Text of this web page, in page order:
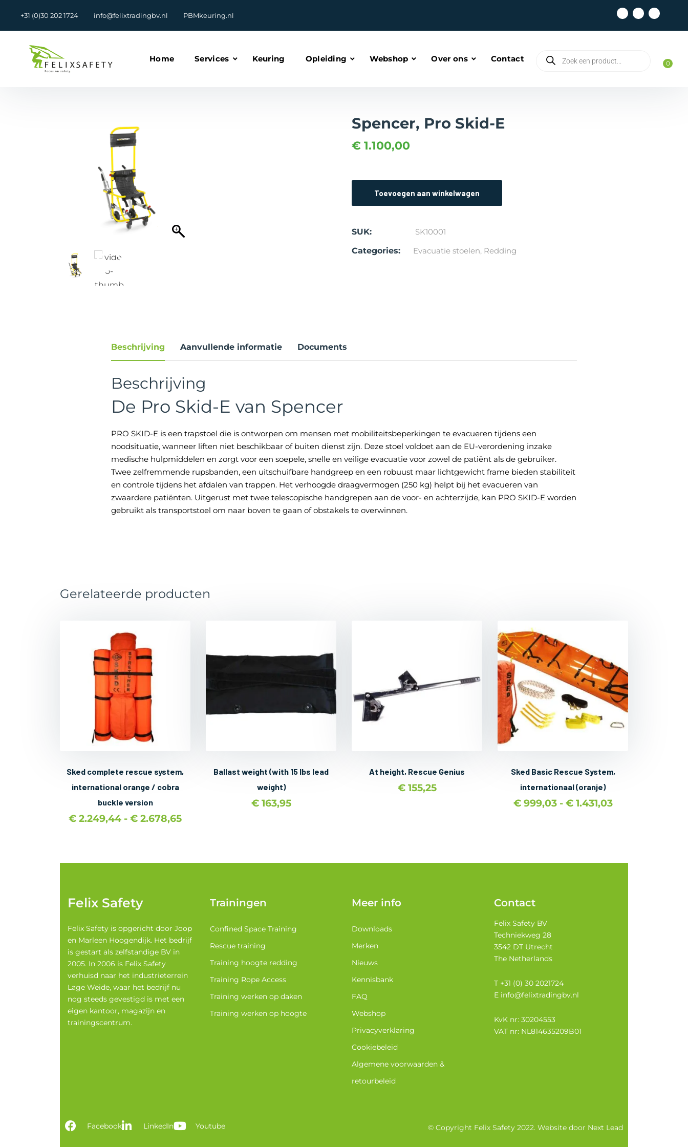
+31 (0)30 202 1724 info@felixtradingbv.nl PBMkeuring.nl
Home Services Keuring Opleiding Webshop Over ons Contact 0
Spencer, Pro Skid-E
€ 1.100,00
Toevoegen aan winkelwagen
SUK:
SK10001
Categories:
Evacuatie stoelen, Redding
Beschrijving Aanvullende informatie Documents
Beschrijving
De Pro Skid-E van Spencer
PRO SKID-E is een trapstoel die is ontworpen om mensen met mobiliteitsbeperkingen te evacueren tijdens een
noodsituatie, wanneer liften niet beschikbaar of buiten dienst zijn. Deze stoel voldoet aan de EU-verordening inzake
medische hulpmiddelen en zorgt voor een soepele, snelle en veilige evacuatie voor zowel de patiënt als de gebruiker.
Twee zelfremmende rupsbanden, een uitschuifbare handgreep en een robuust maar lichtgewicht frame bieden stabiliteit
en controle tijdens het afdalen van trappen. Het verhoogde draagvermogen (250 kg) helpt bij het evacueren van
zwaardere patiënten. Uitgerust met twee telescopische handgrepen aan de voor- en achterzijde, kan PRO SKID-E worden
gebruikt als transportstoel om naar boven te gaan of obstakels te overwinnen.
Gerelateerde producten
Sked complete rescue system,
international orange / cobra
buckle version
€ 2.249,44 - € 2.678,65
Ballast weight (with 15 lbs lead
weight)
€163,95
At height, Rescue Genius
€155,25
Bekijk onze Rent &
Work opties
Sked Basic Rescue System,
internationaal (oranje)
€999,03 - €1.431,03
Felix Safety
Felix Safety is opgericht door Joop
en Marleen Hoogendijk. Het bedrijf
is gestart als zelfstandige BV in
2005. In 2006 is Felix Safety
verhuisd naar het industrieterrein
Lage Weide, waar het bedrijf nu
nog steeds gevestigd is met een
eigen kantoor, magazijn en
trainingscentrum.
Trainingen
Confined Space Training
Rescue training
Training hoogte redding
Training Rope Access
Training werken op daken
Training werken op hoogte
Meer info
Downloads
Merken
Nieuws
Kennisbank
FAQ
Webshop
Privacyverklaring
Cookiebeleid
Algemene voorwaarden &
retourbeleid
Contact
Felix Safety BV
Techniekweg 28
3542 DT Utrecht
The Netherlands
T +31 (0) 30 2021724
E info@felixtradingbv.nl
KvK nr: 30204553
VAT nr: NL814635209B01
Facebook LinkedIn Youtube © Copyright Felix Safety 2022. Website door Next Lead